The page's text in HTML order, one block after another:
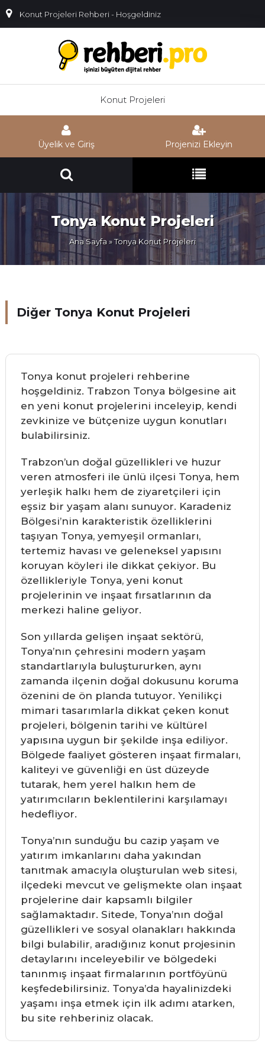
Konut Projeleri Rehberi - Hoşgeldiniz
Konut Projeleri
Üyelik ve Giriş Projenizi Ekleyin
Tonya Konut Projeleri
Ana Sayfa» Tonya Konut Projeleri
Diğer Tonya Konut Projeleri
Tonya konut projeleri rehberine
hoşgeldiniz. Trabzon Tonya bölgesine ait
en yeni konut projelerini inceleyip, kendi
zevkinize ve bütçenize uygun konutları
bulabilirsiniz.
Trabzon’un doğal güzellikleri ve huzur
veren atmosferi ile ünlü ilçesi Tonya, hem
yerleşik halkı hem de ziyaretçileri için
eşsiz bir yaşam alanı sunuyor. Karadeniz
Bölgesi’nin karakteristik özelliklerini
taşıyan Tonya, yemyeşil ormanları,
tertemiz havası ve geleneksel yapısını
koruyan köyleri ile dikkat çekiyor. Bu
özellikleriyle Tonya, yeni konut
projelerinin ve inşaat fırsatlarının da
merkezi haline geliyor.
Son yıllarda gelişen inşaat sektörü,
Tonya’nın çehresini modern yaşam
standartlarıyla buluştururken, aynı
zamanda ilçenin doğal dokusunu koruma
özenini de ön planda tutuyor. Yenilikçi
mimari tasarımlarla dikkat çeken konut
projeleri, bölgenin tarihi ve kültürel
yapısına uygun bir şekilde inşa ediliyor.
Bölgede faaliyet gösteren inşaat firmaları,
kaliteyi ve güvenliği en üst düzeyde
tutarak, hem yerel halkın hem de
yatırımcıların beklentilerini karşılamayı
hedefliyor.
Tonya’nın sunduğu bu cazip yaşam ve
yatırım imkanlarını daha yakından
tanıtmak amacıyla oluşturulan web sitesi,
ilçedeki mevcut ve gelişmekte olan inşaat
projelerine dair kapsamlı bilgiler
sağlamaktadır. Sitede, Tonya’nın doğal
güzellikleri ve sosyal olanakları hakkında
bilgi bulabilir, aradığınız konut projesinin
detaylarını inceleyebilir ve bölgedeki
tanınmış inşaat firmalarının portföyünü
keşfedebilirsiniz. Tonya’da hayalinizdeki
yaşamı inşa etmek için ilk adımı atarken,
bu site rehberiniz olacak.